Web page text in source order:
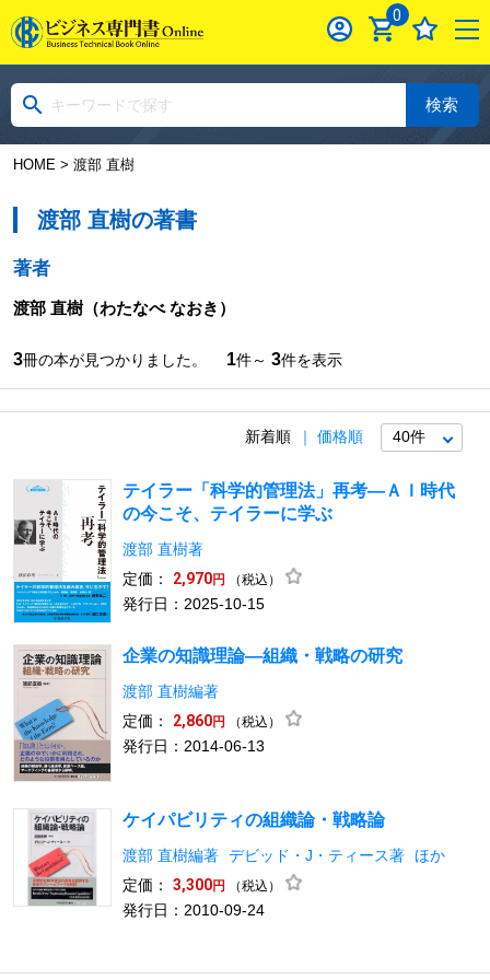
0
検索
HOME> 渡部 直樹
渡部 直樹の著書
著者
渡部 直樹（わたなべ なおき）
3冊の本が見つかりました。 1件～ 3件を表示
新着順 価格順
テイラー「科学的管理法」再考―ＡＩ時代
の今こそ、テイラーに学ぶ
渡部 直樹著
定価：
2,970円 （税込）
発行日：2025-10-15
企業の知識理論―組織・戦略の研究
渡部 直樹編著
定価：
2,860円 （税込）
発行日：2014-06-13
ケイパビリティの組織論・戦略論
渡部 直樹編著 デビッド・J・ティース著 ほか
定価：
3,300円 （税込）
発行日：2010-09-24